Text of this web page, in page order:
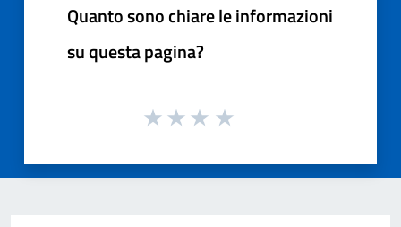
Quanto sono chiare le informazioni
su questa pagina?